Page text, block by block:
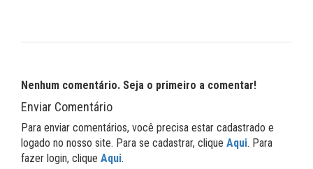
Nenhum comentário. Seja o primeiro a comentar!
Enviar Comentário
Para enviar comentários, você precisa estar cadastrado e
logado no nosso site. Para se cadastrar, clique Aqui. Para
fazer login, clique Aqui.